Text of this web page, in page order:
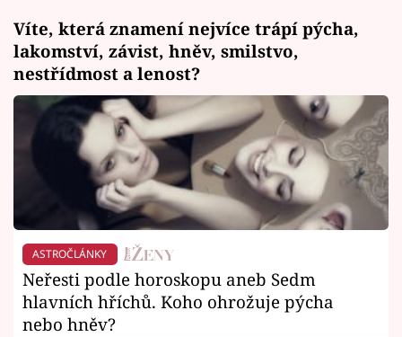
Víte, která znamení nejvíce trápí pýcha,
lakomství, závist, hněv, smilstvo,
nestřídmost a lenost?
ASTROČLÁNKY
Neřesti podle horoskopu aneb Sedm
hlavních hříchů. Koho ohrožuje pýcha
nebo hněv?